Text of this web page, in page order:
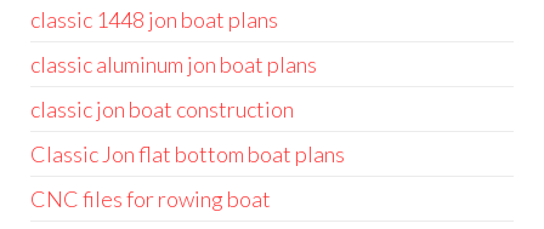
classic 1448 jon boat plans
classic aluminum jon boat plans
classic jon boat construction
Classic Jon flat bottom boat plans
CNC files for rowing boat